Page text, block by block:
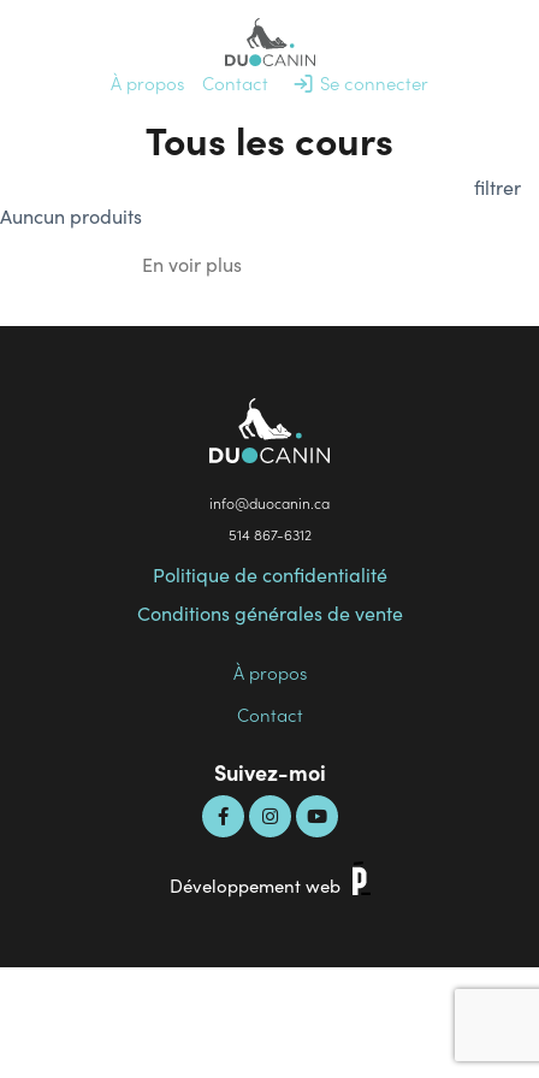
À propos Contact Se connecter
À propos
Contact
info@duocanin.ca
Écrivez-moi
Tous les cours
filtrer
Auncun produits
En voir plus
info@duocanin.ca
514 867-6312
Politique de confidentialité
Conditions générales de vente
À propos
Contact
Suivez-moi
Développement web